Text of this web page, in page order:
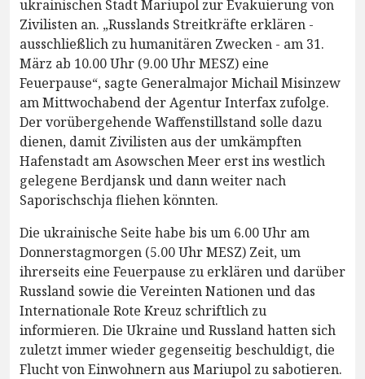
ukrainischen Stadt Mariupol zur Evakuierung von
Zivilisten an. „Russlands Streitkräfte erklären -
ausschließlich zu humanitären Zwecken - am 31.
März ab 10.00 Uhr (9.00 Uhr MESZ) eine
Feuerpause“, sagte Generalmajor Michail Misinzew
am Mittwochabend der Agentur Interfax zufolge.
Der vorübergehende Waffenstillstand solle dazu
dienen, damit Zivilisten aus der umkämpften
Hafenstadt am Asowschen Meer erst ins westlich
gelegene Berdjansk und dann weiter nach
Saporischschja fliehen könnten.
Die ukrainische Seite habe bis um 6.00 Uhr am
Donnerstagmorgen (5.00 Uhr MESZ) Zeit, um
ihrerseits eine Feuerpause zu erklären und darüber
Russland sowie die Vereinten Nationen und das
Internationale Rote Kreuz schriftlich zu
informieren. Die Ukraine und Russland hatten sich
zuletzt immer wieder gegenseitig beschuldigt, die
Flucht von Einwohnern aus Mariupol zu sabotieren.